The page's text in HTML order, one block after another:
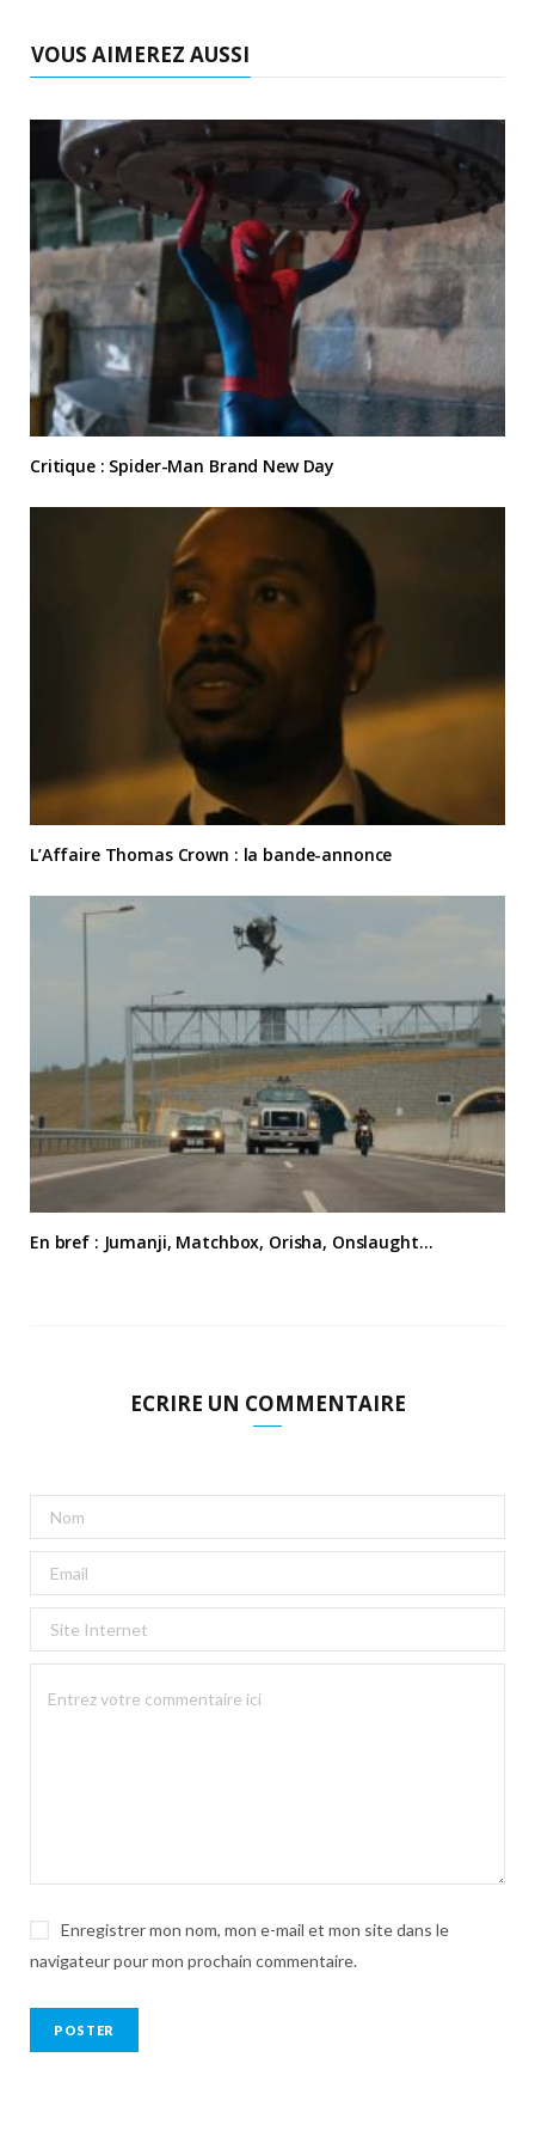
VOUS AIMEREZ AUSSI
Critique : Spider-Man Brand New Day
L’Affaire Thomas Crown : la bande-annonce
En bref : Jumanji, Matchbox, Orisha, Onslaught…
ECRIRE UN COMMENTAIRE
Enregistrer mon nom, mon e-mail et mon site dans le
navigateur pour mon prochain commentaire.